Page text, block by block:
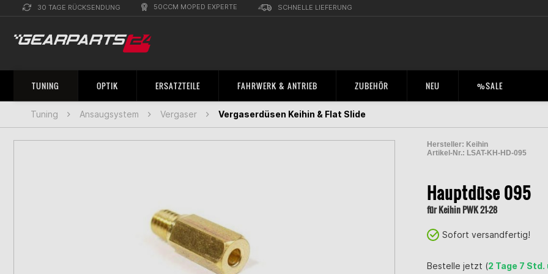
30 TAGE RÜCKSENDUNG 50CCM MOPED EXPERTE SCHNELLE LIEFERUNG
TUNING OPTIK ERSATZTEILE FAHRWERK & ANTRIEB ZUBEHÖR NEU %SALE
Tuning Ansaugsystem Vergaser Vergaserdüsen Keihin & Flat Slide
Hersteller: Keihin
Artikel-Nr.: LSAT-KH-HD-095
Hauptdüse 095
für Keihin PWK 21-28
Sofort versandfertig!
Bestelle jetzt (2 Tage 7 Std.